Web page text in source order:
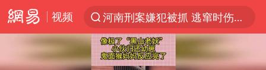
视频
河南刑案嫌犯被抓 逃窜时伤害多人
光影经济撬动暑期消费新蓝海
浙江上海等地有大雨或暴雨